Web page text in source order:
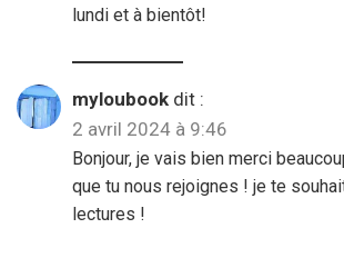
lundi et à bientôt!
myloubook dit :
2 avril 2024 à 9:46
Bonjour, je vais bien merci
que tu nous rejoignes ! je te
lectures !